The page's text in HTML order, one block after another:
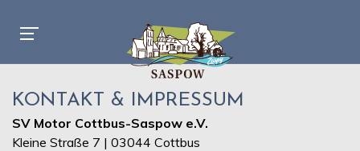
KONTAKT & IMPRESSUM
SV Motor Cottbus-Saspow e.V.
Kleine Straße 7 | 03044 Cottbus